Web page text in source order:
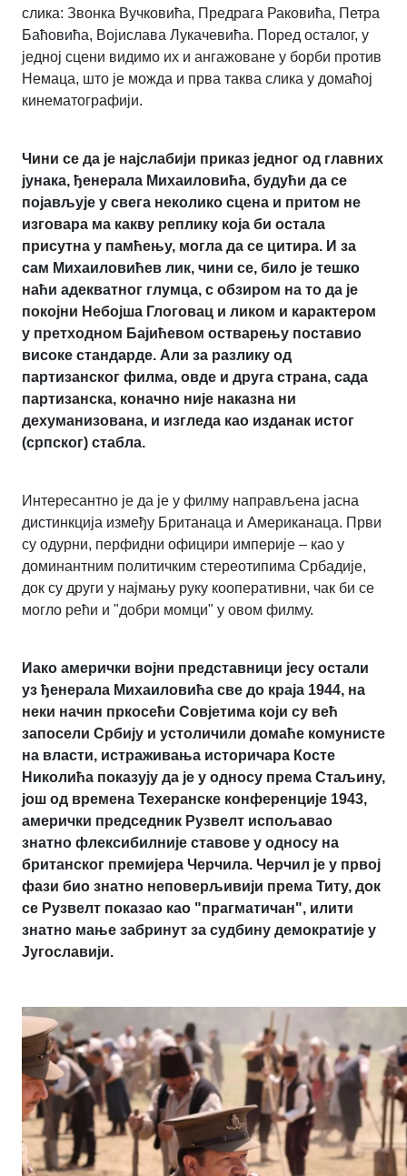
слика: Звонка Вучковића, Предрага Раковића, Петра
Баћовића, Војислава Лукачевића. Поред осталог, у
једној сцени видимо их и ангажоване у борби против
Немаца, што је можда и прва таква слика у домаћој
кинематографији.
Чини се да је најслабији приказ једног од главних
јунака, ђенерала Михаиловића, будући да се
појављује у свега неколико сцена и притом не
изговара ма какву реплику која би остала
присутна у памћењу, могла да се цитира. И за
сам Михаиловићев лик, чини се, било је тешко
наћи адекватног глумца, с обзиром на то да је
покојни Небојша Глоговац и ликом и карактером
у претходном Бајићевом остварењу поставио
високе стандарде. Али за разлику од
партизанског филма, овде и друга страна, сада
партизанска, коначно није наказна ни
дехуманизована, и изгледа као изданак истог
(српског) стабла.
Интересантно је да је у филму направљена јасна
дистинкција између Британаца и Американаца. Први
су одурни, перфидни официри империје – као у
доминантним политичким стереотипима Србадије,
док су други у најмању руку кооперативни, чак би се
могло рећи и "добри момци" у овом филму.
Иако амерички војни представници јесу остали
уз ђенерала Михаиловића све до краја 1944, на
неки начин пркосећи Совјетима који су већ
запосели Србију и устоличили домаће комунисте
на власти, истраживања историчара Косте
Николића показују да је у односу према Стаљину,
још од времена Техеранске конференције 1943,
амерички председник Рузвелт испољавао
знатно флексибилније ставове у односу на
британског премијера Черчила. Черчил је у првој
фази био знатно неповерљивији према Титу, док
се Рузвелт показао као "прагматичан", илити
знатно мање забринут за судбину демократије у
Југославији.